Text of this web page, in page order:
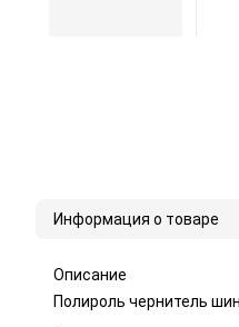
Информация о товаре
Описание
Полироль чернитель шин